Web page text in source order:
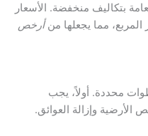
بتكاليف منخفضة. الأسعار
أرخص
محددة. أولاً، يجب
وإزالة العوائق.